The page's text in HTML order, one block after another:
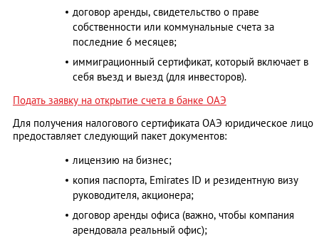
договор аренды, свидетельство о праве
собственности или коммунальные счета за
последние 6 месяцев;
иммиграционный сертификат, который включает в
себя въезд и выезд (для инвесторов).
Подать заявку на открытие счета в банке ОАЭ
Для получения налогового сертификата ОАЭ юридическое лицо
предоставляет следующий пакет документов:
лицензию на бизнес;
копия паспорта, Emirates ID и резидентную визу
руководителя, акционера;
договор аренды офиса (важно, чтобы компания
арендовала реальный офис);